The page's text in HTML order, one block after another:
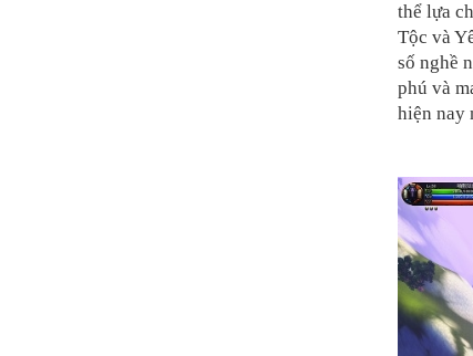
thể lựa
Tộc và
số nghề
phú và
hiện nay